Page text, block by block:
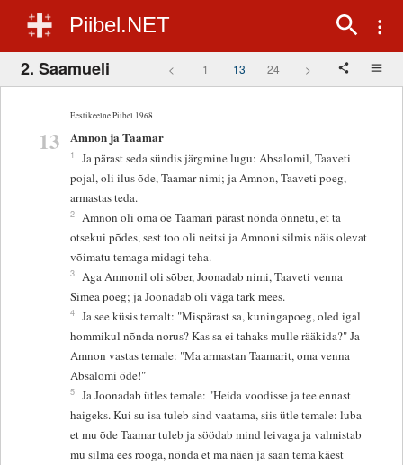
Piibel.NET
2. Saamueli < 1 13 24 >
Eestikeelne Piibel 1968
13 Amnon ja Taamar
1
Ja pärast seda sündis järgmine lugu: Absalomil, Taaveti
pojal, oli ilus õde, Taamar nimi; ja Amnon, Taaveti poeg,
armastas teda.
2 Amnon oli oma õe Taamari pärast nõnda õnnetu, et ta
otsekui põdes, sest too oli neitsi ja Amnoni silmis näis olevat
võimatu temaga midagi teha.
3 Aga Amnonil oli sõber, Joonadab nimi, Taaveti venna
Simea poeg; ja Joonadab oli väga tark mees.
4 Ja see küsis temalt: "Mispärast sa, kuningapoeg, oled igal
hommikul nõnda norus? Kas sa ei tahaks mulle rääkida?" Ja
Amnon vastas temale: "Ma armastan Taamarit, oma venna
Absalomi õde!"
5 Ja Joonadab ütles temale: "Heida voodisse ja tee ennast
haigeks. Kui su isa tuleb sind vaatama, siis ütle temale: luba
et mu õde Taamar tuleb ja söödab mind leivaga ja valmistab
mu silma ees rooga, nõnda et ma näen ja saan tema käest